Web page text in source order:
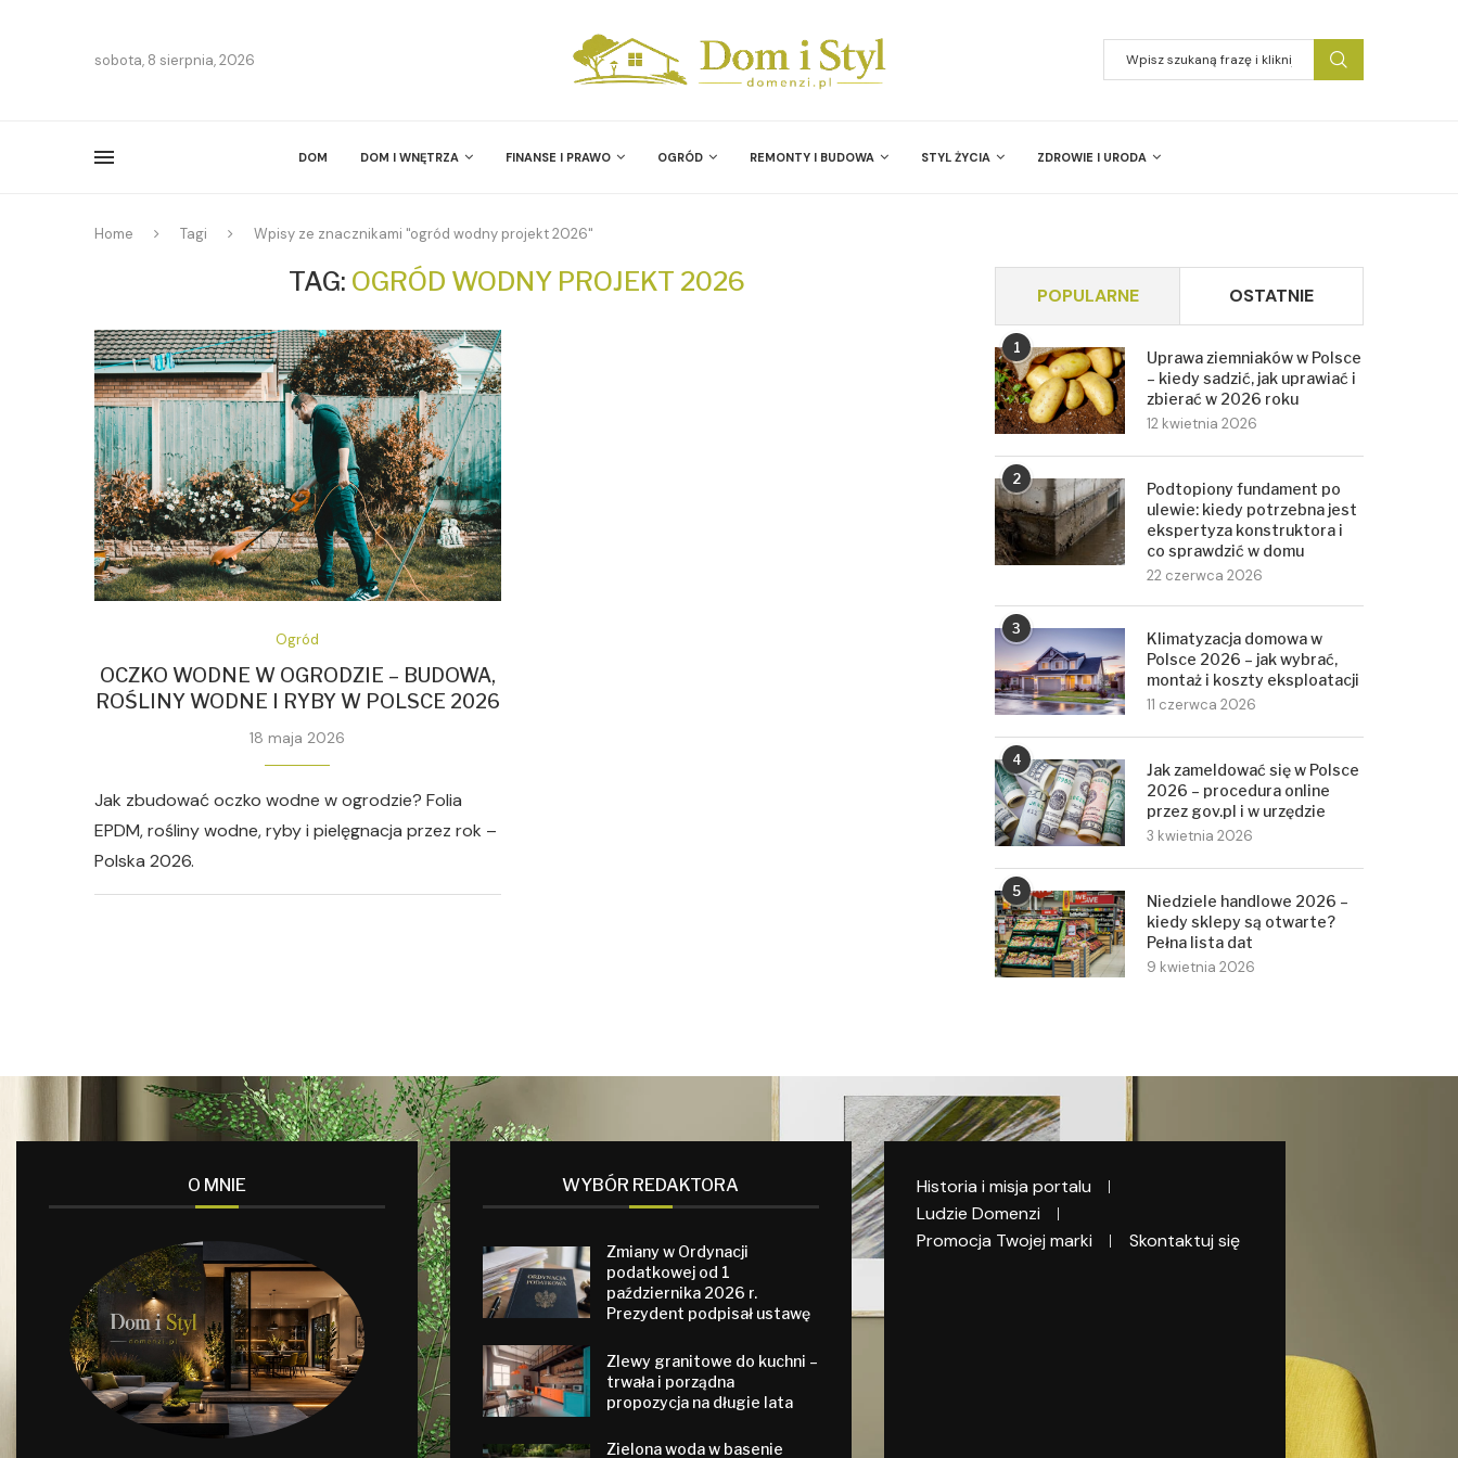
sobota, 8 sierpnia, 2026
DOM DOM I WNĘTRZA FINANSE I PRAWO OGRÓD REMONTY I BUDOWA STYL ŻYCIA ZDROWIE I URODA
Home Tagi Wpisy ze znacznikami "ogród wodny projekt 2026"
TAG: OGRÓD WODNY PROJEKT 2026
Ogród
OCZKO WODNE W OGRODZIE – BUDOWA,
ROŚLINY WODNE I RYBY W POLSCE 2026
18 maja 2026
Jak zbudować oczko wodne w ogrodzie? Folia
EPDM, rośliny wodne, ryby i pielęgnacja przez rok –
Polska 2026.
POPULARNE OSTATNIE
1
Uprawa ziemniaków w Polsce
– kiedy sadzić, jak uprawiać i
zbierać w 2026 roku
12 kwietnia 2026
2
Podtopiony fundament po
ulewie: kiedy potrzebna jest
ekspertyza konstruktora i
co sprawdzić w domu
22 czerwca 2026
3
Klimatyzacja domowa w
Polsce 2026 – jak wybrać,
montaż i koszty eksploatacji
11 czerwca 2026
4
Jak zameldować się w Polsce
2026 – procedura online
przez gov.pl i w urzędzie
3 kwietnia 2026
5
Niedziele handlowe 2026 –
kiedy sklepy są otwarte?
Pełna lista dat
9 kwietnia 2026
O MNIE WYBÓR REDAKTORA
Zmiany w Ordynacji
podatkowej od 1
października 2026 r.
Prezydent podpisał ustawę
Zlewy granitowe do kuchni –
trwała i porządna
propozycja na długie lata
Zielona woda w basenie
Historia i misja portalu
Ludzie Domenzi
Promocja Twojej marki
Skontaktuj się